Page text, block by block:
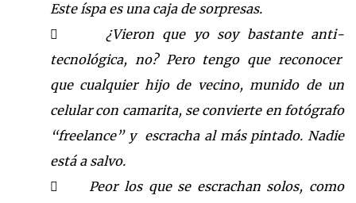
Este íspa es una caja de sorpresas.

¿Vieron que yo soy bastante anti-
tecnológica, no? Pero tengo que reconocer
que cualquier hijo de vecino, munido de un
celular con camarita, se convierte en fotógrafo
“freelance” y escracha al más pintado. Nadie
está a salvo.

Peor los que se escrachan solos, como